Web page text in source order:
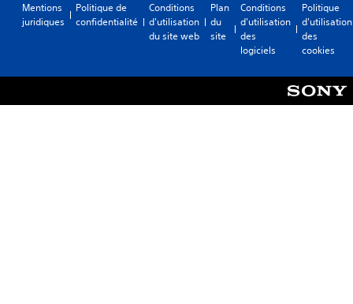
Mentions
juridiques
Politique de
confidentialité
Conditions
d'utilisation
du site web
Plan
du
site
Conditions
d'utilisation
des
logiciels
Politique
d'utilisation
des
cookies